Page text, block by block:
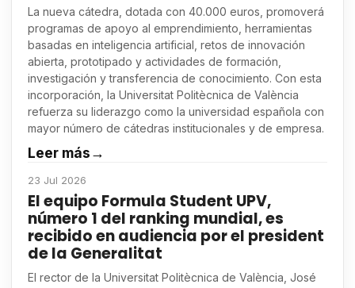
La nueva cátedra, dotada con 40.000 euros, promoverá
programas de apoyo al emprendimiento, herramientas
basadas en inteligencia artificial, retos de innovación
abierta, prototipado y actividades de formación,
investigación y transferencia de conocimiento. Con esta
incorporación, la Universitat Politècnica de València
refuerza su liderazgo como la universidad española con
mayor número de cátedras institucionales y de empresa.
Leer más→
23 Jul 2026
El equipo Formula Student UPV,
número 1 del ranking mundial, es
recibido en audiencia por el president
de la Generalitat
El rector de la Universitat Politècnica de València, José